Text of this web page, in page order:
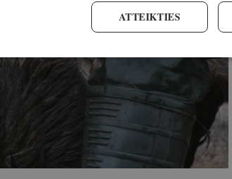
ATTEIKTIES